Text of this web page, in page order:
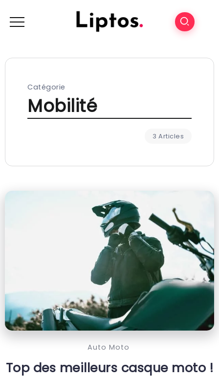
Catégorie
Mobilité
3 Articles
Auto Moto
Top des meilleurs casque moto !